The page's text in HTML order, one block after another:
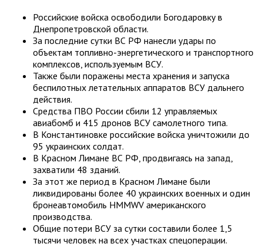
Российские войска освободили Богодаровку в
Днепропетровской области.
За последние сутки ВС РФ нанесли удары по
объектам топливно-энергетического и транспортного
комплексов, используемым ВСУ.
Также были поражены места хранения и запуска
беспилотных летательных аппаратов ВСУ дальнего
действия.
Средства ПВО России сбили 12 управляемых
авиабомб и 415 дронов ВСУ самолетного типа.
В Константиновке российские войска уничтожили до
95 украинских солдат.
В Красном Лимане ВС РФ, продвигаясь на запад,
захватили 48 зданий.
За этот же период в Красном Лимане были
ликвидированы более 40 украинских военных и один
бронеавтомобиль HMMWV американского
производства.
Общие потери ВСУ за сутки составили более 1,5
тысячи человек на всех участках спецоперации.